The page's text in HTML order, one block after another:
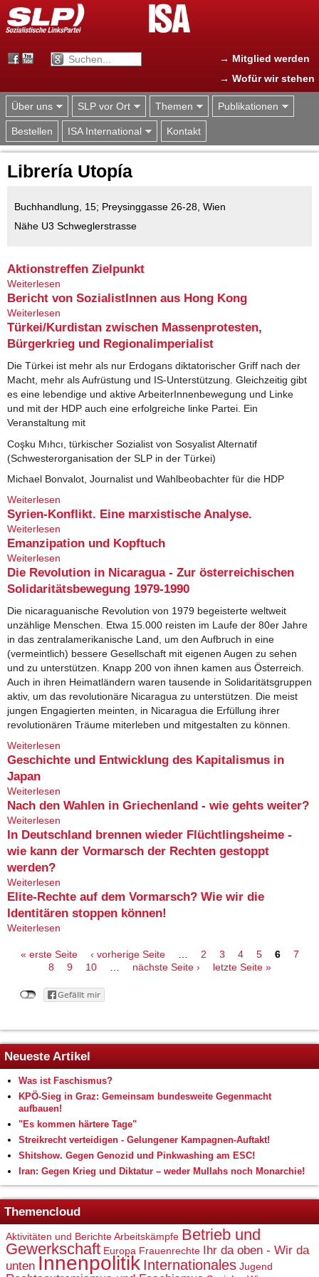
Jump to navigation
→ Mitglied werden
→ Wofür wir stehen
Über uns SLP vor Ort Themen Publikationen
Bestellen ISA International Kontakt
Librería Utopía
Buchhandlung, 15; Preysinggasse 26-28, Wien
Nähe U3 Schweglerstrasse
Aktionstreffen Zielpunkt
Weiterlesen
Bericht von SozialistInnen aus Hong Kong
Weiterlesen
Türkei/Kurdistan zwischen Massenprotesten,
Bürgerkrieg und Regionalimperialist
Die Türkei ist mehr als nur Erdogans diktatorischer Griff nach der
Macht, mehr als Aufrüstung und IS-Unterstützung. Gleichzeitig gibt
es eine lebendige und aktive ArbeiterInnenbewegung und Linke
und mit der HDP auch eine erfolgreiche linke Partei. Ein
Veranstaltung mit
Coşku Mıhcı, türkischer Sozialist von Sosyalist Alternatif
(Schwesterorganisation der SLP in der Türkei)
Michael Bonvalot, Journalist und Wahlbeobachter für die HDP
Weiterlesen
Bürgerkrieg und Regionalimperialist
Syrien-Konflikt. Eine marxistische Analyse.
Weiterlesen
Emanzipation und Kopftuch
Weiterlesen
Die Revolution in Nicaragua - Zur österreichischen
Solidaritätsbewegung 1979-1990
Die nicaraguanische Revolution von 1979 begeisterte weltweit
unzählige Menschen. Etwa 15.000 reisten im Laufe der 80er Jahre
in das zentralamerikanische Land, um den Aufbruch in eine
(vermeintlich) bessere Gesellschaft mit eigenen Augen zu sehen
und zu unterstützen. Knapp 200 von ihnen kamen aus Österreich.
Auch in ihren Heimatländern waren tausende in Solidaritätsgruppen
aktiv, um das revolutionäre Nicaragua zu unterstützen. Die meist
jungen Engagierten meinten, in Nicaragua die Erfüllung ihrer
revolutionären Träume miterleben und mitgestalten zu können.
Weiterlesen
Solidaritätsbewegung 1979-1990
Geschichte und Entwicklung des Kapitalismus in
Japan
Weiterlesen
Japan
Nach den Wahlen in Griechenland - wie gehts weiter?
Weiterlesen
weiter?
In Deutschland brennen wieder Flüchtlingsheime -
wie kann der Vormarsch der Rechten gestoppt
werden?
Weiterlesen
wie kann der Vormarsch der Rechten gestoppt werden?
Elite-Rechte auf dem Vormarsch? Wie wir die
Identitären stoppen können!
Weiterlesen
Seiten
« erste Seite ‹ vorherige Seite 2 3 4 5 6
7
8
9 10 nächste Seite › letzte Seite »
Neueste Artikel
Was ist Faschismus?
KPÖ-Sieg in Graz: Gemeinsam bundesweite Gegenmacht
aufbauen!
"Es kommen härtere Tage"
Streikrecht verteidigen - Gelungener Kampagnen-Auftakt!
Shitshow. Gegen Genozid und Pinkwashing am ESC!
Iran: Gegen Krieg und Diktatur – weder Mullahs noch Monarchie!
Themencloud
Aktivitäten und BerichteArbeitskämpfe Betrieb und
Gewerkschaft Europa Frauenrechte Ihr da oben - Wir da
unten Innenpolitik Internationales Jugend